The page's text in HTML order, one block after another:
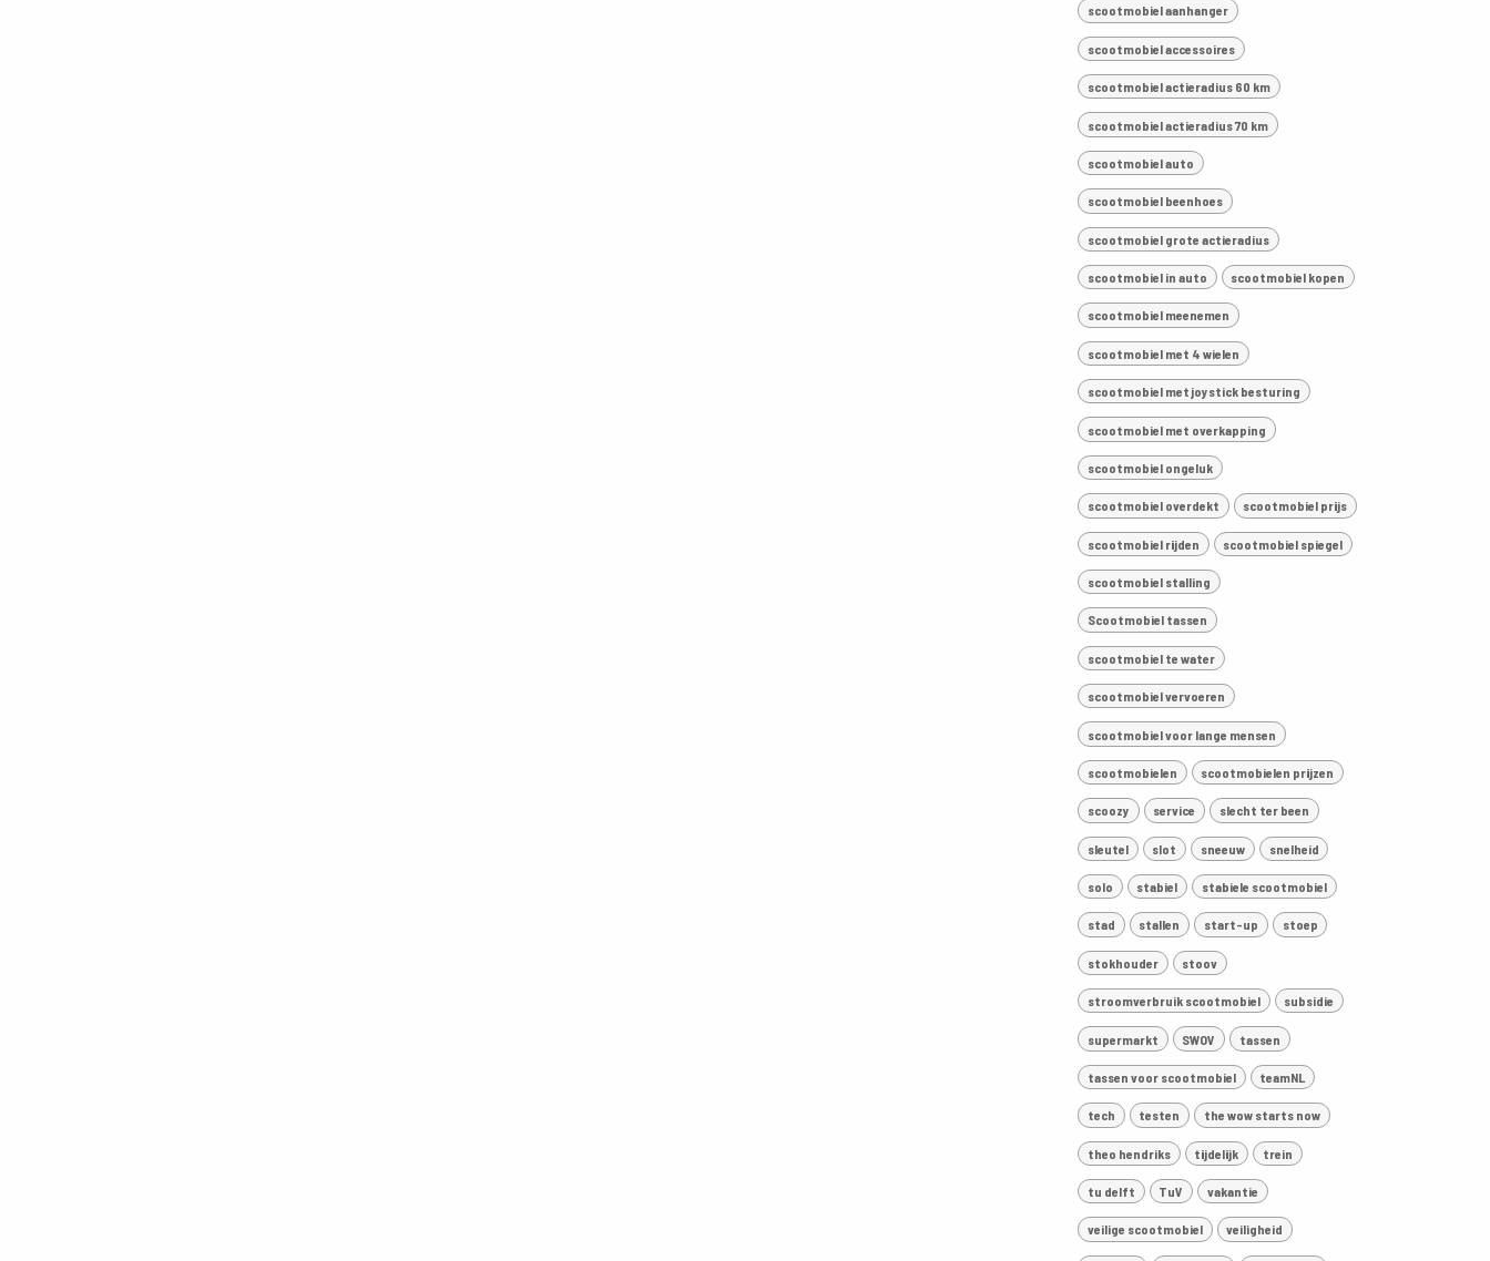
scootmobiel aanhanger
scootmobiel accessoires
scootmobiel actieradius 60 km
scootmobiel actieradius 70 km
scootmobiel auto
scootmobiel beenhoes
scootmobiel grote actieradius
scootmobiel in auto scootmobiel kopen
scootmobiel meenemen
scootmobiel met 4 wielen
scootmobiel met joystick besturing
scootmobiel met overkapping
scootmobiel ongeluk
scootmobiel overdekt scootmobiel prijs
scootmobiel rijden scootmobiel spiegel
scootmobiel stalling
Scootmobiel tassen
scootmobiel te water
scootmobiel vervoeren
scootmobiel voor lange mensen
scootmobielen scootmobielen prijzen
scoozy service slecht ter been
sleutel slot sneeuw snelheid
solo stabiel stabiele scootmobiel
stad stallen start-up stoep
stokhouder stoov
stroomverbruik scootmobiel subsidie
supermarkt SWOV tassen
tassen voor scootmobiel teamNL
tech testen the wow starts now
theo hendriks tijdelijk trein
tu delft TuV vakantie
veilige scootmobiel veiligheid